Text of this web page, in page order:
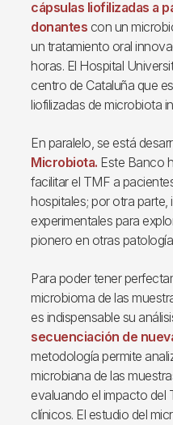
cápsulas liofilizadas a
donantes con un
un tratamiento oral
horas. El Hospital
centro de Cataluña que
liofilizadas de microbiota
En paralelo, se está
Microbiota. Este Banco
facilitar el TMF a
hospitales; por otra parte,
experimentales para
pionero en otras
Para poder tener
microbioma de las
es indispensable su
secuenciación de
metodología permite
microbiana de las
evaluando el impacto
clínicos. El estudio del